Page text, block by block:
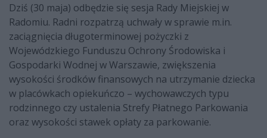
Dziś (30 maja) odbędzie się sesja Rady Miejskiej w
Radomiu. Radni rozpatrzą uchwały w sprawie m.in.
zaciągnięcia długoterminowej pożyczki z
Wojewódzkiego Funduszu Ochrony Środowiska i
Gospodarki Wodnej w Warszawie, zwiększenia
wysokości środków finansowych na utrzymanie dziecka
w placówkach opiekuńczo – wychowawczych typu
rodzinnego czy ustalenia Strefy Płatnego Parkowania
oraz wysokości stawek opłaty za parkowanie.